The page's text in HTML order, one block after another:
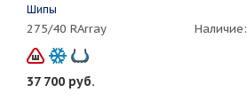
Шипы
275/40 RArray Наличие:
37 700 руб.